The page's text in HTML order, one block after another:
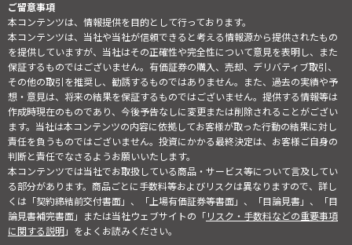
ご留意事項
本コンテンツは、情報提供を目的として行っております。
本コンテンツは、当社や当社が信頼できると考える情報源から提供されたもの
を提供していますが、当社はその正確性や完全性について意見を表明し、また
保証するものではございません。有価証券の購入、売却、デリバティブ取引、
その他の取引を推奨し、勧誘するものではありません。また、過去の実績や予
想・意見は、将来の結果を保証するものではございません。提供する情報等は
作成時現在のものであり、今後予告なしに変更または削除されることがござい
ます。当社は本コンテンツの内容に依拠してお客様が取った行動の結果に対し
責任を負うものではございません。投資にかかる最終決定は、お客様ご自身の
判断と責任でなさるようお願いいたします。
本コンテンツでは当社でお取扱している商品・サービス等について言及してい
る部分があります。商品ごとに手数料等およびリスクは異なりますので、詳し
くは「契約締結前交付書面」、「上場有価証券等書面」、「目論見書」、「目
論見書補完書面」または当社ウェブサイトの「リスク・手数料などの重要事項
に関する説明」をよくお読みください。